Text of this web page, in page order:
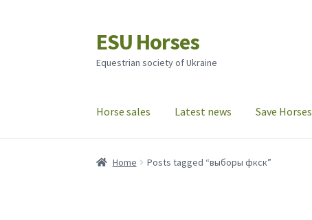
Skip
to
navigation
Skip
to
content
ESU Horses
Equestrian society of Ukraine
Horse sales Latest news Save Horses
Home Posts tagged “выборы фкск”